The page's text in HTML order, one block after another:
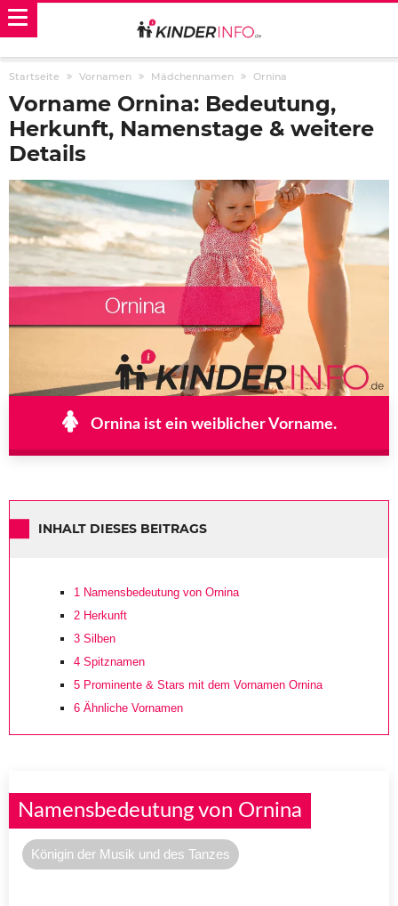
Startseite Vornamen Mädchennamen Ornina
Vorname Ornina: Bedeutung,
Herkunft, Namenstage & weitere
Details
Ornina ist ein weiblicher Vorname.
INHALT DIESES BEITRAGS
1 Namensbedeutung von Ornina
2 Herkunft
3 Silben
4 Spitznamen
5 Prominente & Stars mit dem Vornamen Ornina
6 Ähnliche Vornamen
Namensbedeutung von Ornina
Königin der Musik und des Tanzes